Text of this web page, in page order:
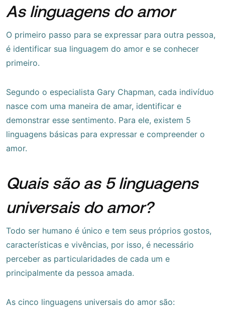
As linguagens do amor
O primeiro passo para se expressar para outra pessoa,
é identificar sua linguagem do amor e se conhecer
primeiro.
Segundo o especialista Gary Chapman, cada indivíduo
nasce com uma maneira de amar, identificar e
demonstrar esse sentimento. Para ele, existem 5
linguagens básicas para expressar e compreender o
amor.
Quais são as 5 linguagens
universais do amor?
Todo ser humano é único e tem seus próprios gostos,
características e vivências, por isso, é necessário
perceber as particularidades de cada um e
principalmente da pessoa amada.
As cinco linguagens universais do amor são: